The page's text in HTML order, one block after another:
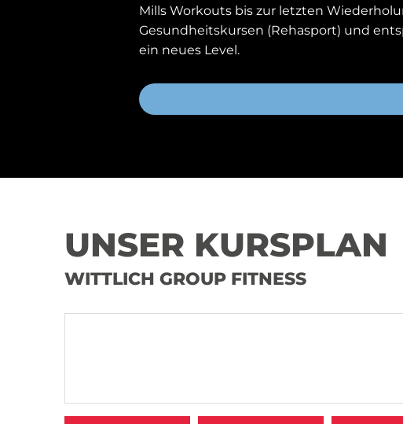
Mills Workouts bis zur letzten
Gesundheitskursen (Rehasport) und
ein neues Level.
UNSER KURSPLAN
WITTLICH GROUP FITNESS